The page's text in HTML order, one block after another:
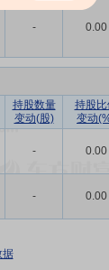
- 0.00
持股数量
变动(股)
持股比
变动
- 0.00
- 0.00
据